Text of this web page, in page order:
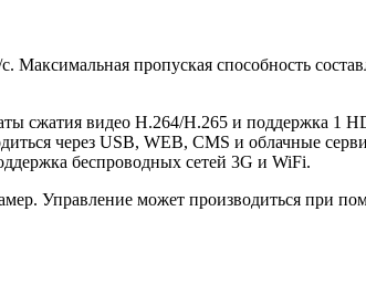
Максимальная пропуская способность
сжатия видео H.264/H.265 и поддержка
через USB, WEB, CMS и облачные
беспроводных сетей 3G и WiFi.
Управление может производиться при